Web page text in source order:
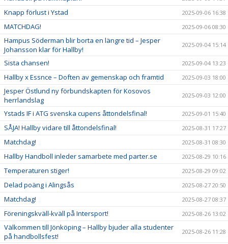
Knapp förlust i Ystad 2025-09-06 16:38
MATCHDAG! 2025-09-06 08:30
Hampus Söderman blir borta en längre tid – Jesper
Johansson klar för Hallby!
2025-09-04 15:14
Sista chansen! 2025-09-04 13:23
Hallby x Essnce – Doften av gemenskap och framtid 2025-09-03 18:00
Jesper Östlund ny förbundskapten för Kosovos
herrlandslag
2025-09-03 12:00
Ystads IF i ATG svenska cupens åttondelsfinal! 2025-09-01 15:40
SÅJA! Hallby vidare till åttondelsfinal! 2025-08-31 17:27
Matchdag! 2025-08-31 08:30
Hallby Handboll inleder samarbete med parter.se 2025-08-29 10:16
Temperaturen stiger! 2025-08-29 09:02
Delad poäng i Alingsås 2025-08-27 20:50
Matchdag! 2025-08-27 08:37
Föreningskväll-kväll på Intersport! 2025-08-26 13:02
Välkommen till Jönköping – Hallby bjuder alla studenter
på handbollsfest!
2025-08-26 11:28